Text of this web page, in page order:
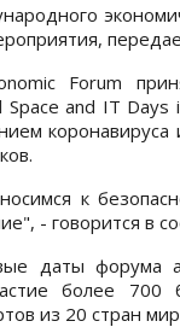
Forum
Space and IT
к
- говорится в
даты форума
более 700
из 20 стран